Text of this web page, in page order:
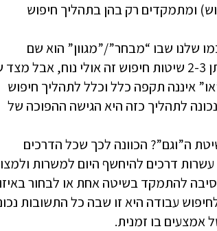
ומתמקדים רק בהן בתהליך חיפוש
שלנו שבו “מבחר”/”מגוון” הוא שם
המשחק, לדבוק באותן 2-3 שיטות חיפוש זה אולי נוח, אבל
איננה תקפה כלל וכלל לתהליך חיפוש
לתהליך כזה היא הגישה ההפוכה של
ה”וגם”? הכוונה לכך שכל הדרכים
עשרות דרכים להיחשף היום למשרות
להתמקד בשיטה אחת או לבחור
עבודה היא זו שבה כל התשובות
בו זמנית.